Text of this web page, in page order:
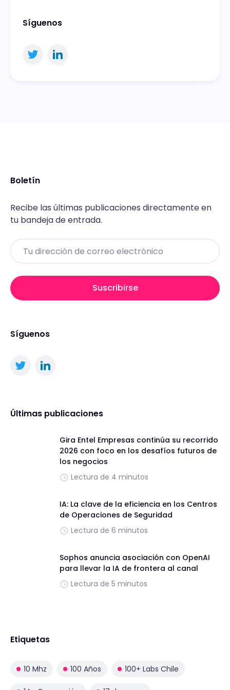
Síguenos
Boletín
Recibe las últimas publicaciones directamente en
tu bandeja de entrada.
Email
Suscribirse
Síguenos
Últimas publicaciones
Gira Entel Empresas continúa su recorrido
2026 con foco en los desafíos futuros de
los negocios
Lectura de 4 minutos
IA: La clave de la eficiencia en los Centros
de Operaciones de Seguridad
Lectura de 6 minutos
Sophos anuncia asociación con OpenAI
para llevar la IA de frontera al canal
Lectura de 5 minutos
Etiquetas
10 Mhz 100 Años 100+ Labs Chile